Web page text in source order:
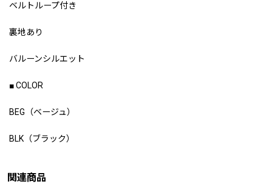
ベルトループ付き
裏地あり
バルーンシルエット
■ COLOR
BEG（ベージュ）
BLK（ブラック）
関連商品